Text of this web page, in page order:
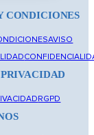
CONDICIONES
AVISO
RGPD